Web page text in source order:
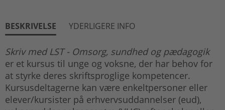
BESKRIVELSE YDERLIGERE INFO
Skriv med LST - Omsorg, sundhed og pædagogik
er et kursus til unge og voksne, der har behov for
at styrke deres skriftsproglige kompetencer.
Kursusdeltagerne kan være enkeltpersoner eller
elever/kursister på erhvervsuddannelser (eud),